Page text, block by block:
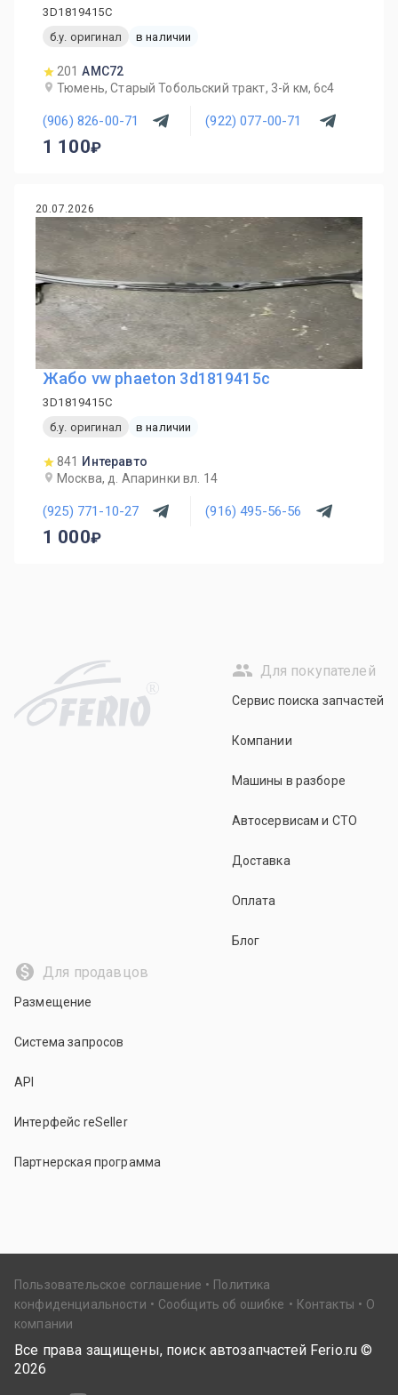
3D1819415C
б.у. оригинал
в наличии
201 AMC72
Тюмень, Старый Тобольский тракт, 3-й км, 6с4
(906) 826-00-71 (922) 077-00-71
1 100
20.07.2026
Жабо vw phaeton 3d1819415c
3D1819415C
б.у. оригинал
в наличии
841
Интеравто
Москва, д. Апаринки вл. 14
(925) 771-10-27 (916) 495-56-56
1 000
R
Для покупателей
Сервис поиска запчастей
Компании
Машины в разборе
Автосервисам и СТО
Доставка
Оплата
Блог
Для продавцов
Размещение
Система запросов
API
Интерфейс reSeller
Партнерская программа
Пользовательское соглашение
Политика
конфиденциальности
Сообщить об ошибке Контакты
О
компании
Все права защищены, поиск автозапчастей Ferio.ru ©
2026